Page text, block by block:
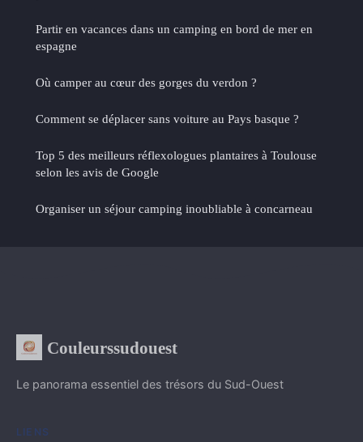
Partir en vacances dans un camping en bord de mer en
espagne
Où camper au cœur des gorges du verdon ?
Comment se déplacer sans voiture au Pays basque ?
Top 5 des meilleurs réflexologues plantaires à Toulouse
selon les avis de Google
Organiser un séjour camping inoubliable à concarneau
Couleurssudouest
Le panorama essentiel des trésors du Sud-Ouest
LIENS